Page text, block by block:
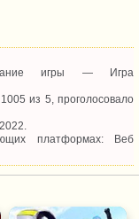
игры — Игра
из 5, проголосовало
платформах: Веб